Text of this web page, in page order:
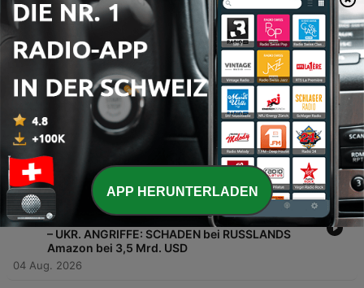
gehen die RAKETEN aus, KOMPROMISS IRAN –
SYRIEN will von TERRORLISTE runter
06 Aug. 2026
SCHÜSSE in KÖLN: STREIT zwischen
GROßFAMILIEN ESKALIERT, mehrere VERLETZTE
+ Festnahmen – BODENOFFENSIVE SAUDI-
ARABIEN JEMEN – FRUSTRATION &
RATLOSIGKEIT USA wegen IRAN – RUSSISCHER
SOLDAT läuft AMOK
05 Aug. 2026
404 - MIGRATIONSKRISE auf CEUTA spaltet EU –
236:000 T*TE russische Soldaten IDENTIFIZIERT
– 2,7 Bio. Euro SCHULDEN hat der deutsche Staat
– UKR. ANGRIFFE: SCHADEN bei RUSSLANDS
Amazon bei 3,5 Mrd. USD
04 Aug. 2026
APP HERUNTERLADEN